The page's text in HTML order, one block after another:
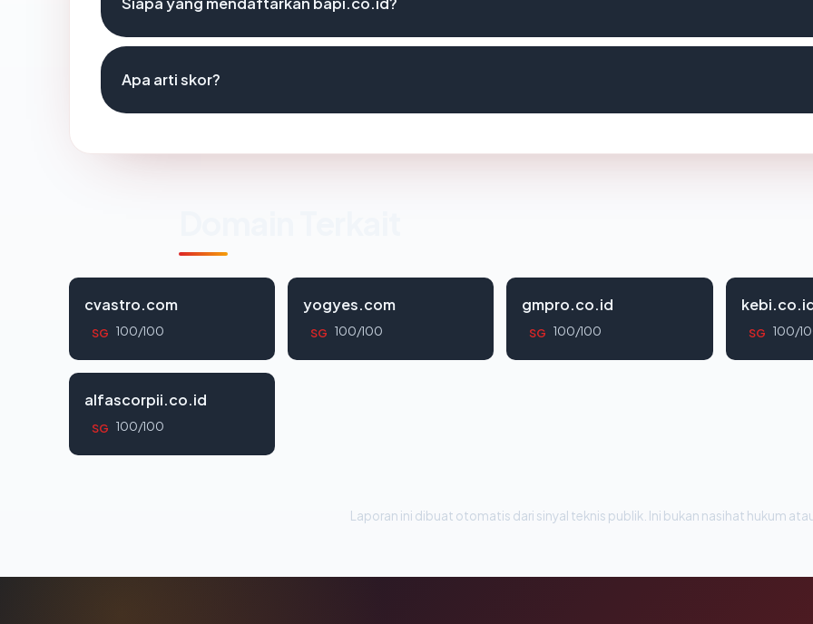
Apa arti skor?
cvastro.com
SG 100/100
yogyes.com
SG 100/100
gmpro.co.id
SG 100/100 SG 100/
alfascorpii.co.id
SG 100/100
Laporan ini dibuat otomatis dari sinyal teknis publik. Ini bukan nasihat hukum